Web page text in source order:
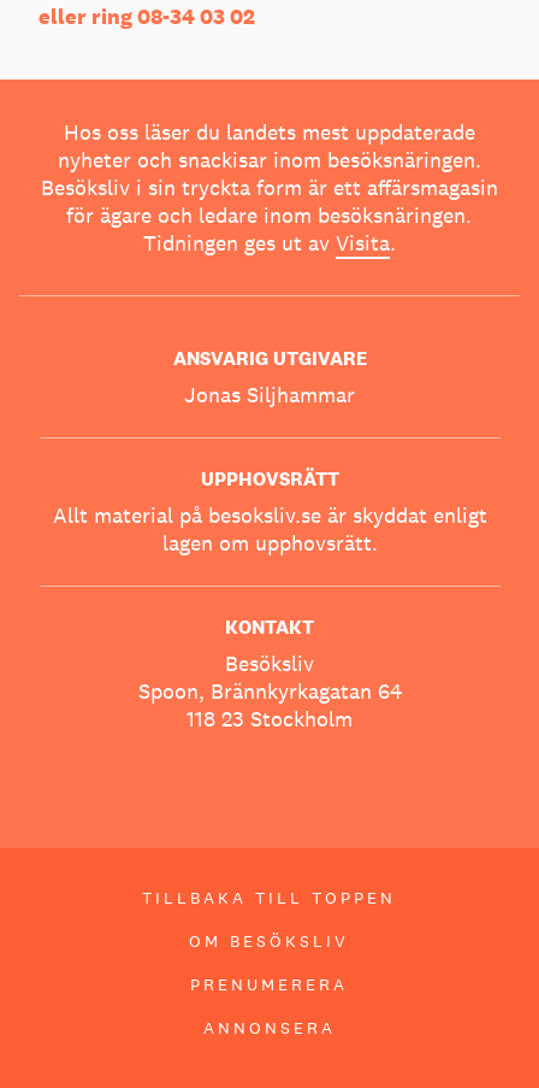
eller ring 08-34 03 02
Hos oss läser du landets mest uppdaterade
nyheter och snackisar inom besöksnäringen.
Besöksliv i sin tryckta form är ett affärsmagasin
för ägare och ledare inom besöksnäringen.
Tidningen ges ut av Visita.
ANSVARIG UTGIVARE
Jonas Siljhammar
UPPHOVSRÄTT
Allt material på besoksliv.se är skyddat enligt
lagen om upphovsrätt.
KONTAKT
Besöksliv
Spoon, Brännkyrkagatan 64
118 23 Stockholm
TILLBAKA TILL TOPPEN
OM BESÖKSLIV
PRENUMERERA
ANNONSERA